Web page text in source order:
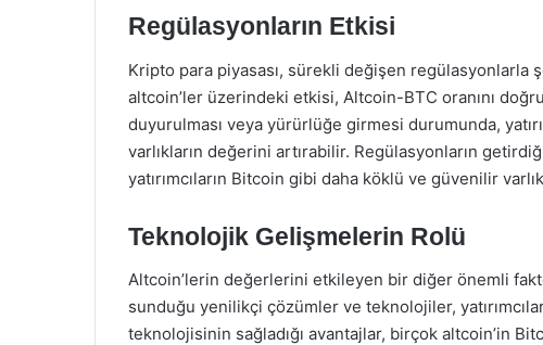
Regülasyonların Etkisi
Kripto para piyasası, sürekli değişen regülasyonlarla
altcoin’ler üzerindeki etkisi, Altcoin-BTC oranını
duyurulması veya yürürlüğe girmesi durumunda,
varlıkların değerini artırabilir. Regülasyonların
yatırımcıların Bitcoin gibi daha köklü ve güvenilir
Teknolojik Gelişmelerin Rolü
Altcoin’lerin değerlerini etkileyen bir diğer önemli
sunduğu yenilikçi çözümler ve teknolojiler,
teknolojisinin sağladığı avantajlar, birçok altcoin’in